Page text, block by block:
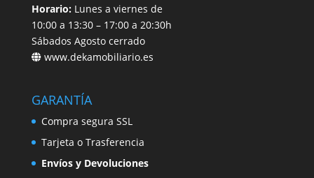
Horario:Lunes a viernes de
10:00 a 13:30 – 17:00 a 20:30h
Sábados Agosto cerrado
www.dekamobiliario.es
GARANTÍA
Compra segura SSL
Tarjeta o Trasferencia
Envíos y Devoluciones